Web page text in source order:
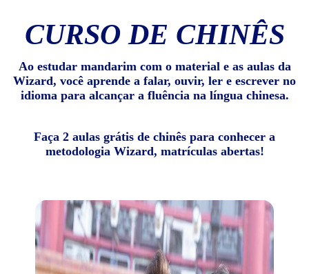
CURSO DE CHINÊS
Ao estudar mandarim com o material e as aulas da
Wizard, você aprende a falar, ouvir, ler e escrever no
idioma para alcançar a fluência na língua chinesa.
Faça 2 aulas grátis de chinês para conhecer a
metodologia Wizard, matrículas abertas!